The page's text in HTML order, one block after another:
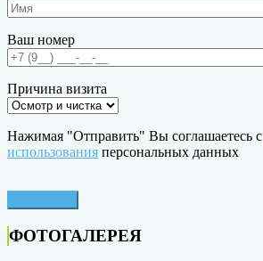
Ваш номер
Причина визита
Нажимая "Отправить" Вы соглашаетесь с
использования персональных данных
ФОТОГАЛЕРЕЯ